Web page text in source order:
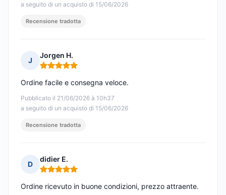
a seguito di un acquisto di 15/06/2026
Recensione tradotta
J
Jorgen H.
Nota: 5 su 5
Pubblicato il 21/06/2026 à 10h37
a seguito di un acquisto di 15/06/2026
Ordine facile e consegna veloce.
Recensione tradotta
D
didier E.
Nota: 5 su 5
Ordine ricevuto in buone condizioni, prezzo attraente.